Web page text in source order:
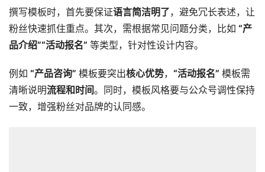
撰写模板时，首先要保证语言简洁明了，避免冗长表述，让
粉丝快速抓住重点。其次，需根据常见问题分类，比如 “产
品介绍”“活动报名” 等类型，针对性设计内容。
例如 “产品咨询” 模板要突出核心优势， “活动报名” 模板需
清晰说明流程和时间。同时，模板风格要与公众号调性保持
一致，增强粉丝对品牌的认同感。